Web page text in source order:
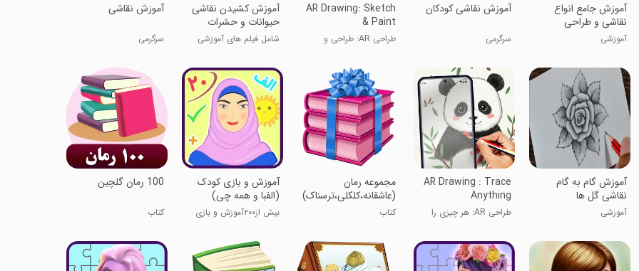
‏آموزش جامع انواع
نقاشی و طراحی
آموزشی
آموزش نقاشی کودکان
سرگرمی
AR Drawing: Sketch
& Paint
طراحی AR: طراحی و
آموزش کشیدن نقاشی
حیوانات و حشرات
شامل فیلم های آموزشی
آموزش نقاشی
سرگرمی
آموزش گام به گام
نقاشی گل ها
آموزشی
AR Drawing : Trace
Anything
طراحی AR: هر چیزی را
مجموعه رمان
(عاشقانه،کلکلی،ترسناک)
کتاب
‏‏آموزش و بازی کودک
(الفبا و همه چی)
بیش از۲۰۰آموزش و بازی
100 رمان گلچین
کتاب